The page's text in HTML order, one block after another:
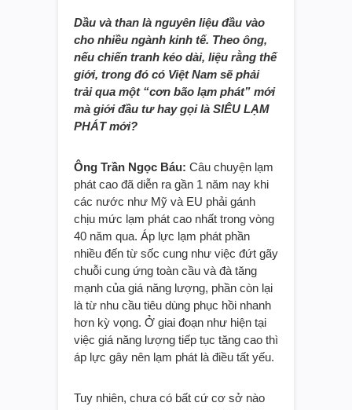
Dầu và than là nguyên liệu đầu vào
cho nhiều ngành kinh tế. Theo ông,
nếu chiến tranh kéo dài, liệu rằng thế
giới, trong đó có Việt Nam sẽ phải
trải qua một “cơn bão lạm phát” mới
mà giới đầu tư hay gọi là SIÊU LẠM
PHÁT mới?
Ông Trần Ngọc Báu: Câu chuyện lạm
phát cao đã diễn ra gần 1 năm nay khi
các nước như Mỹ và EU phải gánh
chịu mức lạm phát cao nhất trong vòng
40 năm qua. Áp lực lạm phát phần
nhiều đến từ sốc cung như việc đứt gãy
chuỗi cung ứng toàn cầu và đà tăng
mạnh của giá năng lượng, phần còn lại
là từ nhu cầu tiêu dùng phục hồi nhanh
hơn kỳ vọng. Ở giai đoạn như hiện tại
việc giá năng lượng tiếp tục tăng cao thì
áp lực gây nên lạm phát là điều tất yếu.
Tuy nhiên, chưa có bất cứ cơ sở nào